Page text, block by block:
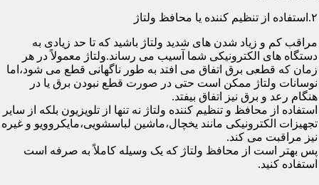
۲.استفاده از تنظیم کننده یا محافظ ولتاژ
مراقب کم و زیاد شدن های شدید ولتاژ باشید که تا حد زیادی به
دستگاه های الکترونیکی شما آسیب می رساند.ولتاژ معمولاً در هر
زمان که قطعی برق اتفاق می افتد به طور ناگهانی قطع می شود،اما
نوسانات ولتاژ ممکن است حتی در صورت قطع نبودن برق یا در
هنگام رعد و برق نیز اتفاق بیفتد.
استفاده از محافظ و تنظیم کننده ولتاژ نه تنها از تلویزیون بلکه از سایر
تجهیزات الکترونیکی مانند یخچال،ماشین لباسشویی،مایکروویو و غیره
نیز مراقبت می کند.
پس بهتر است از محافظ ولتاژ که یک وسیله کاملاً به صرفه است
استفاده کنید.